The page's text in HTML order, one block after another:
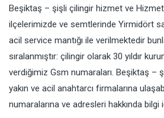
Beşiktaş – şişli çilingir hizmet ve
ilçelerimizde ve semtlerinde Yirmidört
acil service mantığı ile verilmektedir
sıralanmıştır: çilingir olarak 30 yıldır
verdiğimiz Gsm numaraları. Beşiktaş –
yakın ve acil anahtarcı firmalarına
numaralarına ve adresleri hakkında bilgi